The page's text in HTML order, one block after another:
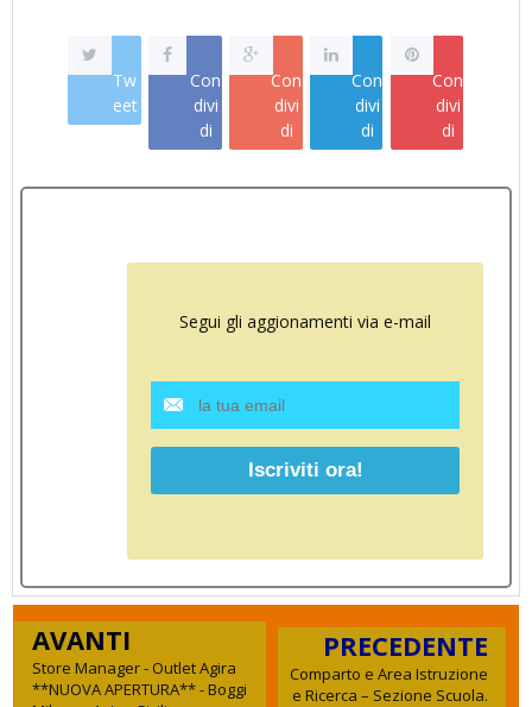
Tw
eet
Con
divi
di
Con
divi
di
Con
divi
di
Con
divi
di
Segui gli aggionamenti via e-mail
AVANTI
Store Manager - Outlet Agira
**NUOVA APERTURA** - Boggi
PRECEDENTE
Comparto e Area Istruzione
e Ricerca – Sezione Scuola.